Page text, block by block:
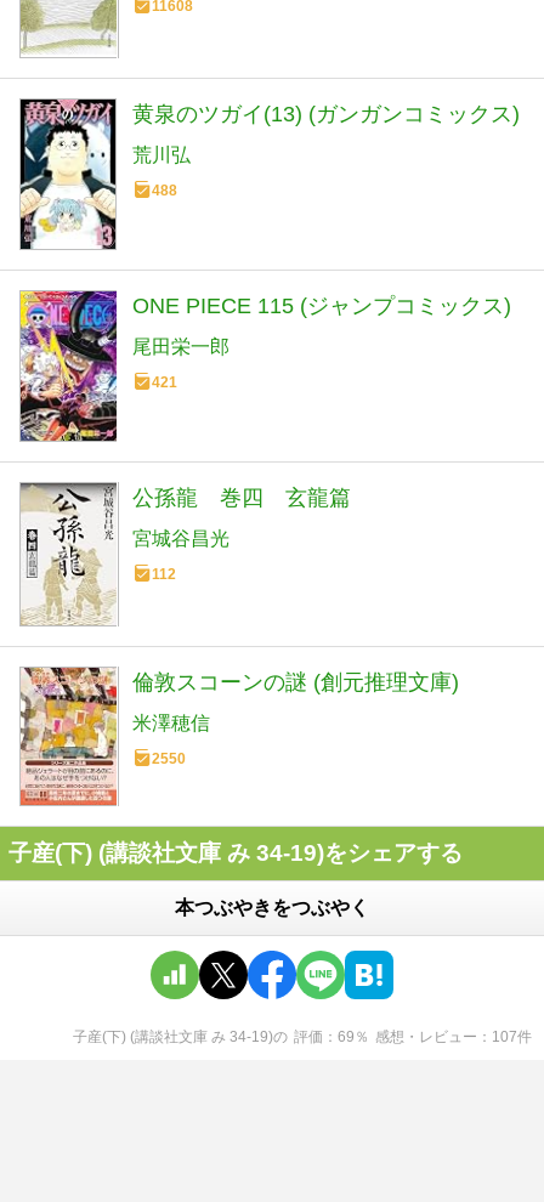
11608
黄泉のツガイ(13) (ガンガンコミックス)
荒川弘
488
ONE PIECE 115 (ジャンプコミックス)
尾田栄一郎
421
公孫龍 巻四 玄龍篇
宮城谷昌光
112
倫敦スコーンの謎 (創元推理文庫)
米澤穂信
2550
子産(下) (講談社文庫 み 34-19)をシェアする
本つぶやきをつぶやく
子産(下) (講談社文庫 み 34-19)の 評価 69 ％ 感想・レビュー 107件